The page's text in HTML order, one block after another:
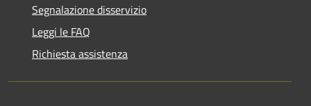
Segnalazione disservizio
Leggi le FAQ
Richiesta assistenza